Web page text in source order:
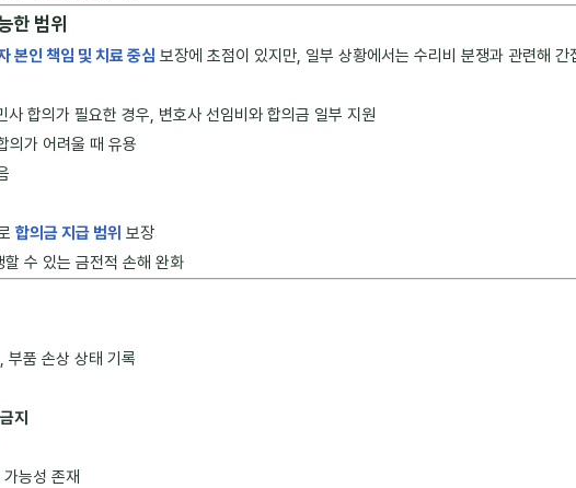
한 범위
본인 책임 및 치료 중심 보장에 초점이 있지만, 일부 상황에서는 수리비 분쟁과 관련해
사 합의가 필요한 경우, 변호사 선임비와 합의금 일부 지원
의가 어려울 때 유용
합의금 지급 범위 보장
수 있는 금전적 손해 완화
부품 손상 상태 기록
지
능성 존재